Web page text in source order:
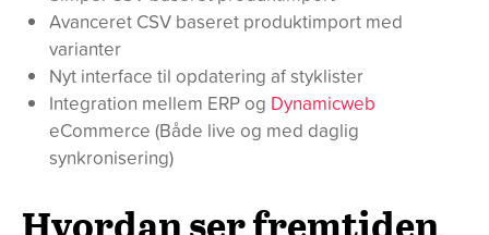
Avanceret CSV baseret produktimport med
varianter
Nyt interface til opdatering af styklister
Integration mellem ERP og Dynamicweb
eCommerce (Både live og med daglig
synkronisering)